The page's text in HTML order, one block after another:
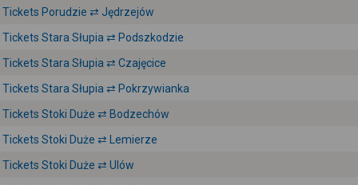
Tickets Porudzie ⇄ Jędrzejów
Tickets Stara Słupia ⇄ Podszkodzie
Tickets Stara Słupia ⇄ Czajęcice
Tickets Stara Słupia ⇄ Pokrzywianka
Tickets Stoki Duże ⇄ Bodzechów
Tickets Stoki Duże ⇄ Lemierze
Tickets Stoki Duże ⇄ Ulów